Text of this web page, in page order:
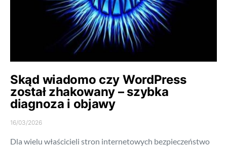
Skąd wiadomo czy WordPress
został zhakowany – szybka
diagnoza i objawy
16/03/2026
Dla wielu właścicieli stron internetowych bezpieczeństwo